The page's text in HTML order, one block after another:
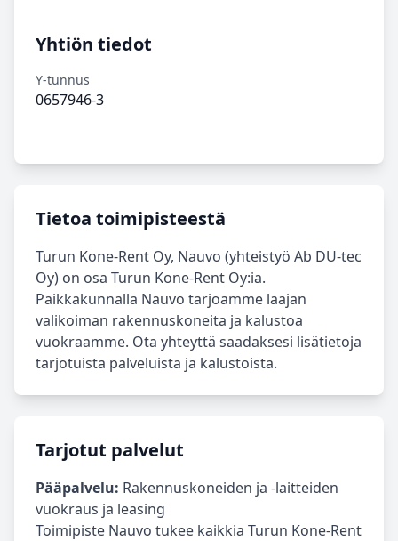
Yhtiön tiedot
Y-tunnus
0657946-3
Tietoa toimipisteestä
Turun Kone-Rent Oy, Nauvo (yhteistyö Ab DU-tec
Oy) on osa Turun Kone-Rent Oy:ia.
Paikkakunnalla Nauvo tarjoamme laajan
valikoiman rakennuskoneita ja kalustoa
vuokraamme. Ota yhteyttä saadaksesi lisätietoja
tarjotuista palveluista ja kalustoista.
Tarjotut palvelut
Pääpalvelu: Rakennuskoneiden ja -laitteiden
vuokraus ja leasing
Toimipiste Nauvo tukee kaikkia Turun Kone-Rent